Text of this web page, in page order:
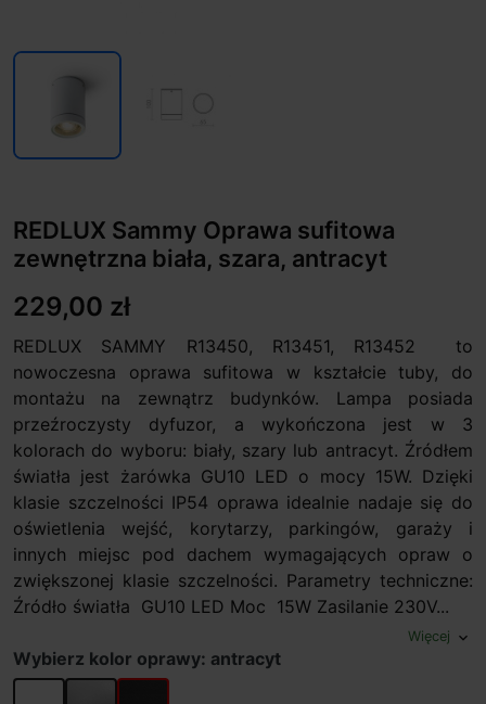
REDLUX Sammy Oprawa sufitowa
zewnętrzna biała, szara, antracyt
229,00 zł
REDLUX SAMMY R13450, R13451, R13452 to
nowoczesna oprawa sufitowa w kształcie tuby, do
montażu na zewnątrz budynków. Lampa posiada
przeźroczysty dyfuzor, a wykończona jest w 3
kolorach do wyboru: biały, szary lub antracyt. Źródłem
światła jest żarówka GU10 LED o mocy 15W. Dzięki
klasie szczelności IP54 oprawa idealnie nadaje się do
oświetlenia wejść, korytarzy, parkingów, garaży i
innych miejsc pod dachem wymagających opraw o
zwiększonej klasie szczelności. Parametry techniczne:
Źródło światła GU10 LED Moc 15W Zasilanie 230V...
Więcej expand_more
Wybierz kolor oprawy: antracyt
biały szary antracyt